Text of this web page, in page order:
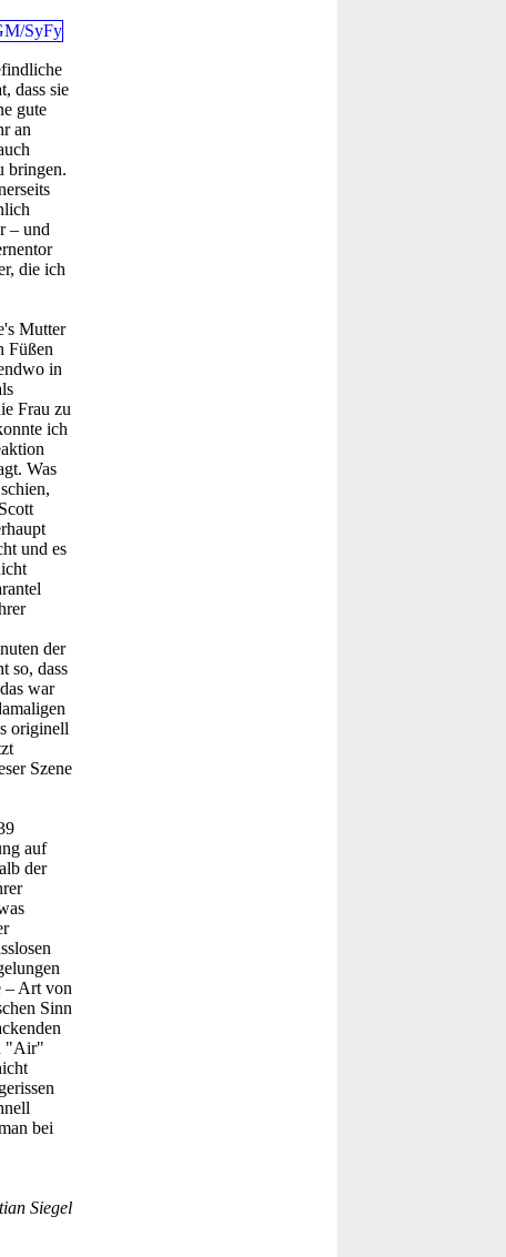
dass sie
gute
an
bringen.
– und
die ich
Mutter
Füßen
in
Frau zu
ich
Was
und es
der
so, dass
war
originell
Szene
auf
der
– Art von
Sinn
"Air"
bei
Siegel